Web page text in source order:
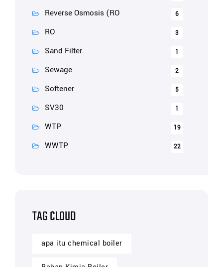
Reverse Osmosis (RO 6
RO 3
Sand Filter 1
Sewage 2
Softener 5
SV30 1
WTP 19
WWTP 22
TAG CLOUD
apa itu chemical boiler